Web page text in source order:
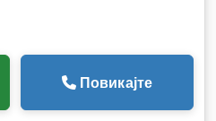
Повикајте